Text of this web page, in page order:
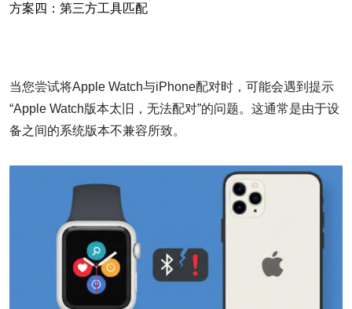
方案四：第三方工具匹配
当您尝试将Apple Watch与iPhone配对时，可能会遇到提示
“Apple Watch版本太旧，无法配对”的问题。这通常是由于设
备之间的系统版本不兼容所致。